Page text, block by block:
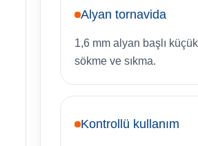
Alyan tornavida
1,6 mm alyan başlı
sökme ve sıkma.
Kontrollü kullanım